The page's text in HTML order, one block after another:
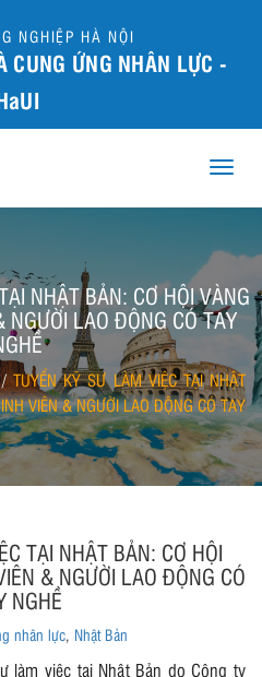
NGHIỆP HÀ NỘI
CUNG ỨNG NHÂN LỰC -
Toggle
NHẬT BẢN: CƠ HỘI VÀNG
NGƯỜI LAO ĐỘNG CÓ TAY
TUYỂN KỸ SƯ LÀM VIỆC TẠI NHẬT
VIÊN & NGƯỜI LAO ĐỘNG CÓ TAY
TẠI NHẬT BẢN: CƠ HỘI
& NGƯỜI LAO ĐỘNG CÓ
NGHỀ
nhân lực, Nhật Bản
làm việc tại Nhật Bản do Công ty